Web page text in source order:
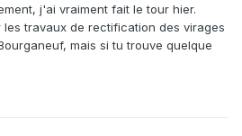
j'ai vraiment fait le tour hier.
travaux de rectification des virages
mais si tu trouve quelque